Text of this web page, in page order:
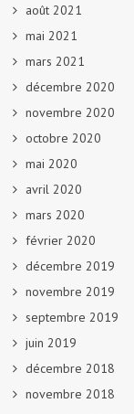
août 2021
mai 2021
mars 2021
décembre 2020
novembre 2020
octobre 2020
mai 2020
avril 2020
mars 2020
février 2020
décembre 2019
novembre 2019
septembre 2019
juin 2019
décembre 2018
novembre 2018